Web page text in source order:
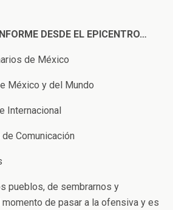
DESDE EL EPICENTRO…
de México
México y del Mundo
Internacional
Comunicación
pueblos, de sembrarnos y
de pasar a la ofensiva y es